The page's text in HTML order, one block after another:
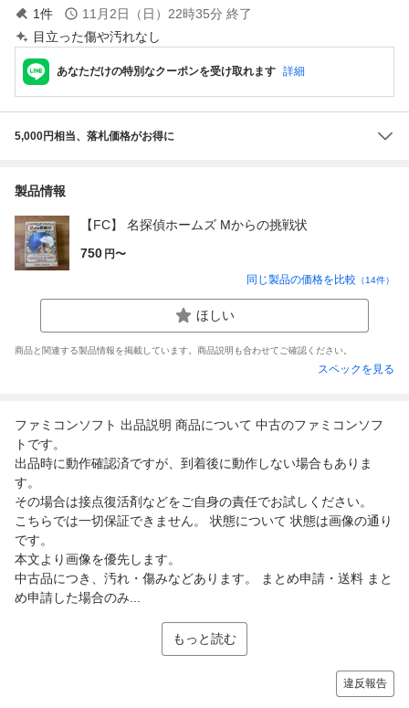
1件 11月2日（日）22時35分 終了
目立った傷や汚れなし
あなただけの特別なクーポンを受け取れます 詳細
5,000円相当、落札価格がお得に
製品情報
【FC】 名探偵ホームズ Mからの挑戦状
750 円〜
同じ製品の価格を比較 （14件）
ほしい
商品と関連する製品情報を掲載しています。商品説明も合わせてご確認ください。
スペックを見る
ファミコンソフト 出品説明 商品について 中古のファミコンソフ
トです。
出品時に動作確認済ですが、到着後に動作しない場合もありま
す。
その場合は接点復活剤などをご自身の責任でお試しください。
こちらでは一切保証できません。 状態について 状態は画像の通り
です。
本文より画像を優先します。
中古品につき、汚れ・傷みなどあります。 まとめ申請・送料 まと
め申請した場合のみ...
もっと読む
違反報告